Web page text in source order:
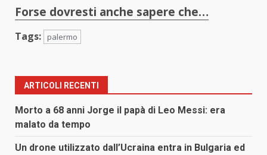
Forse dovresti anche sapere che…
Tags: palermo
ARTICOLI RECENTI
Morto a 68 anni Jorge il papà di Leo Messi: era
malato da tempo
Un drone utilizzato dall’Ucraina entra in Bulgaria ed